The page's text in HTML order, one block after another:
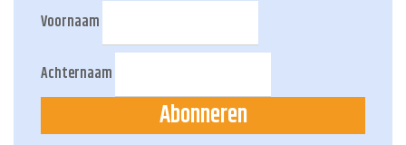
Voornaam
Achternaam
Abonneren